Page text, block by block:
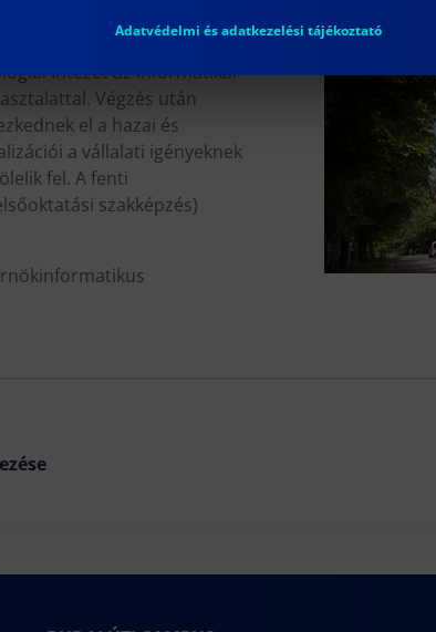
Intézet az informatikai
Végzés után
el a hazai és
a vállalati igényeknek
fel. A fenti
szakképzés)
Adatvédelmi és adatkezelési tájékoztató